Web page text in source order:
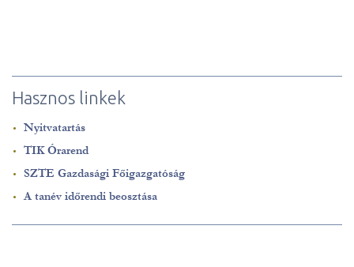
Hasznos linkek
Nyitvatartás
TIK Órarend
SZTE Gazdasági Főigazgatóság
A tanév időrendi beosztása